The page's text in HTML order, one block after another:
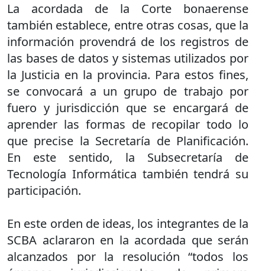
La acordada de la Corte bonaerense
también establece, entre otras cosas, que la
información provendrá de los registros de
las bases de datos y sistemas utilizados por
la Justicia en la provincia. Para estos fines,
se convocará a un grupo de trabajo por
fuero y jurisdicción que se encargará de
aprender las formas de recopilar todo lo
que precise la Secretaría de Planificación.
En este sentido, la Subsecretaría de
Tecnología Informática también tendrá su
participación.
En este orden de ideas, los integrantes de la
SCBA aclararon en la acordada que serán
alcanzados por la resolución “todos los